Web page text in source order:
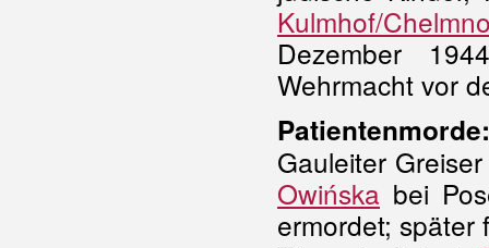
Kulmhof/
Dezember
Wehrmacht vor
Patientenmorde:
Gauleiter
Owińska bei
ermordet; später